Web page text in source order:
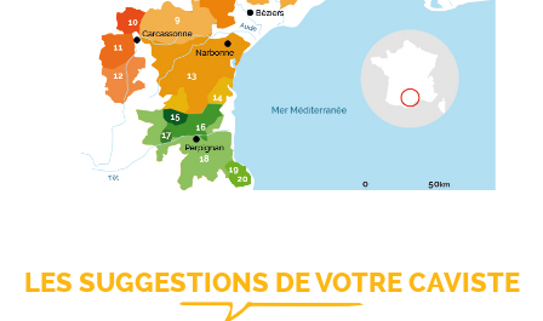
LES SUGGESTIONS DE VOTRE CAVISTE